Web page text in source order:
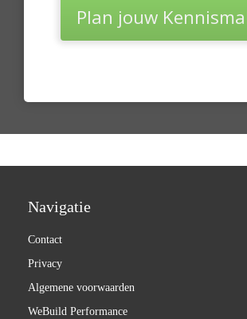
Plan jouw
Navigatie
Contact
Privacy
Algemene voorwaarden
WeBuild Performance